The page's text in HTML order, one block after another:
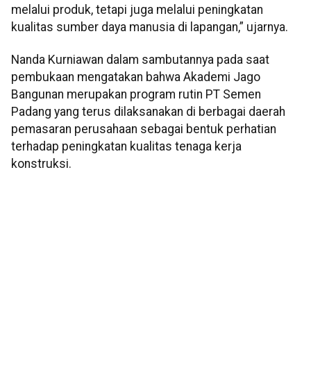
melalui produk, tetapi juga melalui peningkatan
kualitas sumber daya manusia di lapangan,” ujarnya.
Nanda Kurniawan dalam sambutannya pada saat
pembukaan mengatakan bahwa Akademi Jago
Bangunan merupakan program rutin PT Semen
Padang yang terus dilaksanakan di berbagai daerah
pemasaran perusahaan sebagai bentuk perhatian
terhadap peningkatan kualitas tenaga kerja
konstruksi.